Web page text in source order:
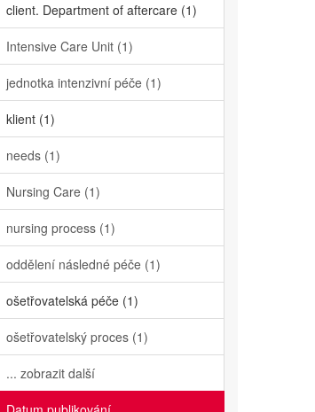
client. Department of aftercare (1)
Intensive Care Unit (1)
jednotka intenzivní péče (1)
klient (1)
needs (1)
Nursing Care (1)
nursing process (1)
oddělení následné péče (1)
ošetřovatelská péče (1)
ošetřovatelský proces (1)
... zobrazit další